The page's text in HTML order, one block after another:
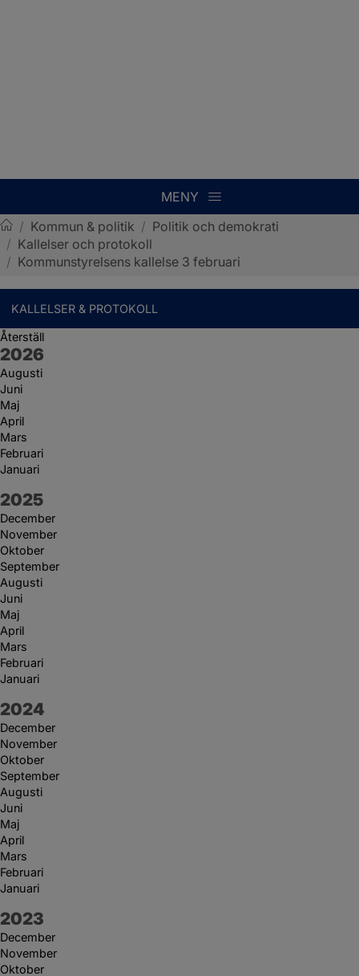
MENY
Sotenäs kommun
/ Kommun & politik / Politik och demokrati
/ Kallelser och protokoll
/ Kommunstyrelsens kallelse 3 februari
KALLELSER & PROTOKOLL
Återställ
År:
2026
Augusti
Juni
Maj
April
Mars
Februari
Januari
År:
2025
December
November
Oktober
September
Augusti
Juni
Maj
April
Mars
Februari
Januari
År:
2024
December
November
Oktober
September
Augusti
Juni
Maj
April
Mars
Februari
Januari
År:
2023
December
November
Oktober